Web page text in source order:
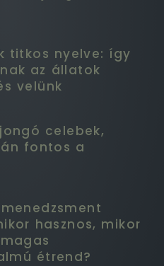
titkos nyelve: így
az állatok
velünk
celebek,
fontos a
hasznos, mikor
étrend?